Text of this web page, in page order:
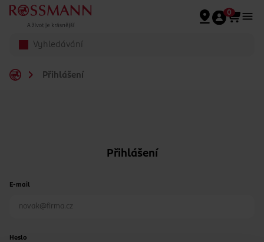
Přeskočit na hlavmní obsah
0
Přihlášení
Přihlášení
E-mail
Heslo